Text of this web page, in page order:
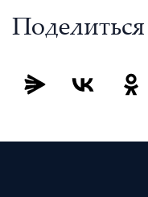
Поделиться